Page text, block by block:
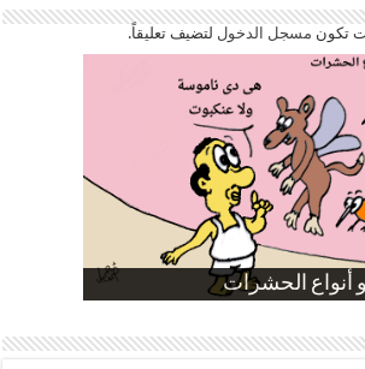
تكون مسجل الدخوللتضيف تعليقاً.
أنواع الحشرات
ارتفاع الأسعار
الطلاق في مصر